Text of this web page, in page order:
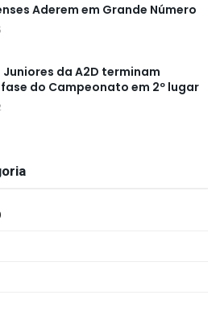
Aderem em Grande Número
da A2D terminam
do Campeonato em 2º lugar